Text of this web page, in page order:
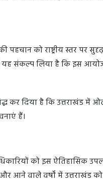
को राष्ट्रीय स्तर पर
संकल्प लिया है कि इस
कर दिया है कि उत्तराखंड में
हैं।
को इस ऐतिहासिक
आने वाले वर्षों में उत्तराखंड